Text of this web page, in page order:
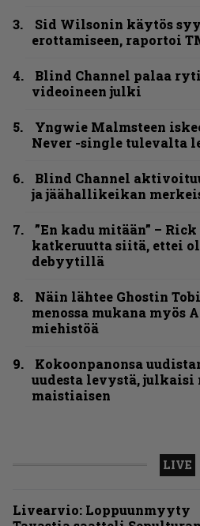
Sid Wilsonin käytös
erottamiseen, raportoi
Blind Channel palaa
videoineen julki
Yngwie Malmsteen
Never -single tulevalta
Blind Channel
ja jäähallikeikan
”En kadu mitään” –
katkeruutta siitä, ettei
debyytillä
Näin lähtee Ghostin
menossa mukana myös
miehistöä
Kokoonpanonsa
uudesta levystä, julkaisi
maistiaisen
LIVE
Livearvio: Loppuunmyyty